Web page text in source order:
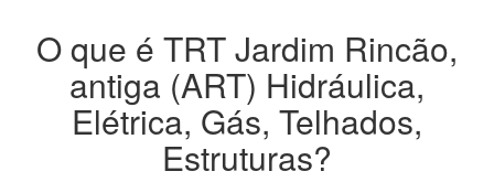
O que é TRT Jardim Rincão,
antiga (ART) Hidráulica,
Elétrica, Gás, Telhados,
Estruturas?